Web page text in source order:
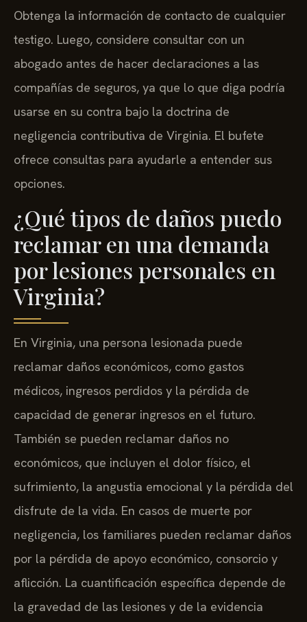
Obtenga la información de contacto de cualquier
testigo. Luego, considere consultar con un
abogado antes de hacer declaraciones a las
compañías de seguros, ya que lo que diga podría
usarse en su contra bajo la doctrina de
negligencia contributiva de Virginia. El bufete
ofrece consultas para ayudarle a entender sus
opciones.
¿Qué tipos de daños puedo
reclamar en una demanda
por lesiones personales en
Virginia?
En Virginia, una persona lesionada puede
reclamar daños económicos, como gastos
médicos, ingresos perdidos y la pérdida de
capacidad de generar ingresos en el futuro.
También se pueden reclamar daños no
económicos, que incluyen el dolor físico, el
sufrimiento, la angustia emocional y la pérdida del
disfrute de la vida. En casos de muerte por
negligencia, los familiares pueden reclamar daños
por la pérdida de apoyo económico, consorcio y
aflicción. La cuantificación específica depende de
la gravedad de las lesiones y de la evidencia